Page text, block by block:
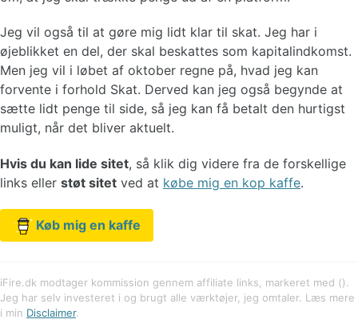
Jeg vil også til at gøre mig lidt klar til skat. Jeg har i
øjeblikket en del, der skal beskattes som kapitalindkomst.
Men jeg vil i løbet af oktober regne på, hvad jeg kan
forvente i forhold Skat. Derved kan jeg også begynde at
sætte lidt penge til side, så jeg kan få betalt den hurtigst
muligt, når det bliver aktuelt.
Hvis du kan lide sitet, så klik dig videre fra de forskellige
links eller støt sitet ved at købe mig en kop kaffe.
Køb mig en kaffe
iFire.dk modtager kommission gennem affiliate links, markeret med ().
Jeg har selv investeret i og brugt alle værktøjer, jeg omtaler. Læs mere
i min Disclaimer.